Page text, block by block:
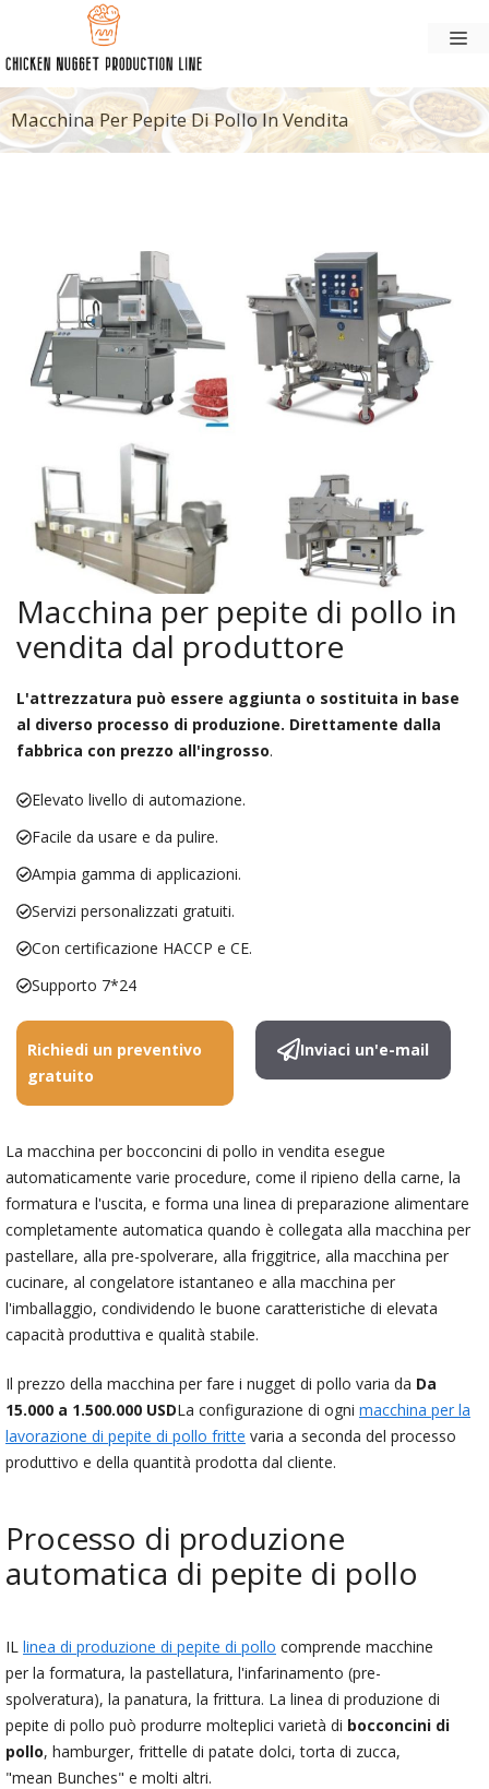
contenuto
Macchina Per Pepite Di Pollo In Vendita
Macchina per pepite di pollo in
vendita dal produttore
L'attrezzatura può essere aggiunta o sostituita in base
al diverso processo di produzione. Direttamente dalla
fabbrica con prezzo all'ingrosso.
Elevato livello di automazione.
Facile da usare e da pulire.
Ampia gamma di applicazioni.
Servizi personalizzati gratuiti.
Con certificazione HACCP e CE.
Supporto 7*24
Richiedi un preventivo
gratuito
Inviaci un'e-mail
La macchina per bocconcini di pollo in vendita esegue
automaticamente varie procedure, come il ripieno della carne, la
formatura e l'uscita, e forma una linea di preparazione alimentare
completamente automatica quando è collegata alla macchina per
pastellare, alla pre-spolverare, alla friggitrice, alla macchina per
cucinare, al congelatore istantaneo e alla macchina per
l'imballaggio, condividendo le buone caratteristiche di elevata
capacità produttiva e qualità stabile.
Il prezzo della macchina per fare i nugget di pollo varia da Da
15.000 a 1.500.000 USDLa configurazione di ogni macchina per la
lavorazione di pepite di pollo fritte varia a seconda del processo
produttivo e della quantità prodotta dal cliente.
Processo di produzione
automatica di pepite di pollo
IL linea di produzione di pepite di pollo comprende macchine
per la formatura, la pastellatura, l'infarinamento (pre-
spolveratura), la panatura, la frittura. La linea di produzione di
pepite di pollo può produrre molteplici varietà di bocconcini di
pollo, hamburger, frittelle di patate dolci, torta di zucca,
"mean Bunches" e molti altri.